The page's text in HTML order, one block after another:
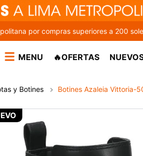
por compras superiores a 200
MENU 🔥OFERTAS
y Botines Botines Azaleia Vittoria-